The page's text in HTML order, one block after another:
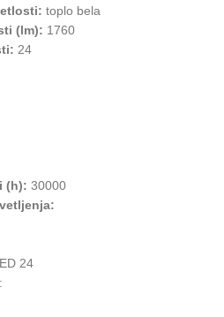
toplo bela
(lm): 1760
24
(h): 30000
24
: